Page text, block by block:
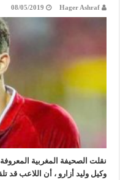
Hager Ashraf
08/05/2019
نقلت الصحيفة المغربية
وكيل وليد أزارو ، أن اللاعب